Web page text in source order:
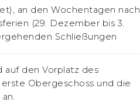
an den Wochentagen nach
(29. Dezember bis 3.
Schließungen
auf den Vorplatz des
Obergeschoss und die